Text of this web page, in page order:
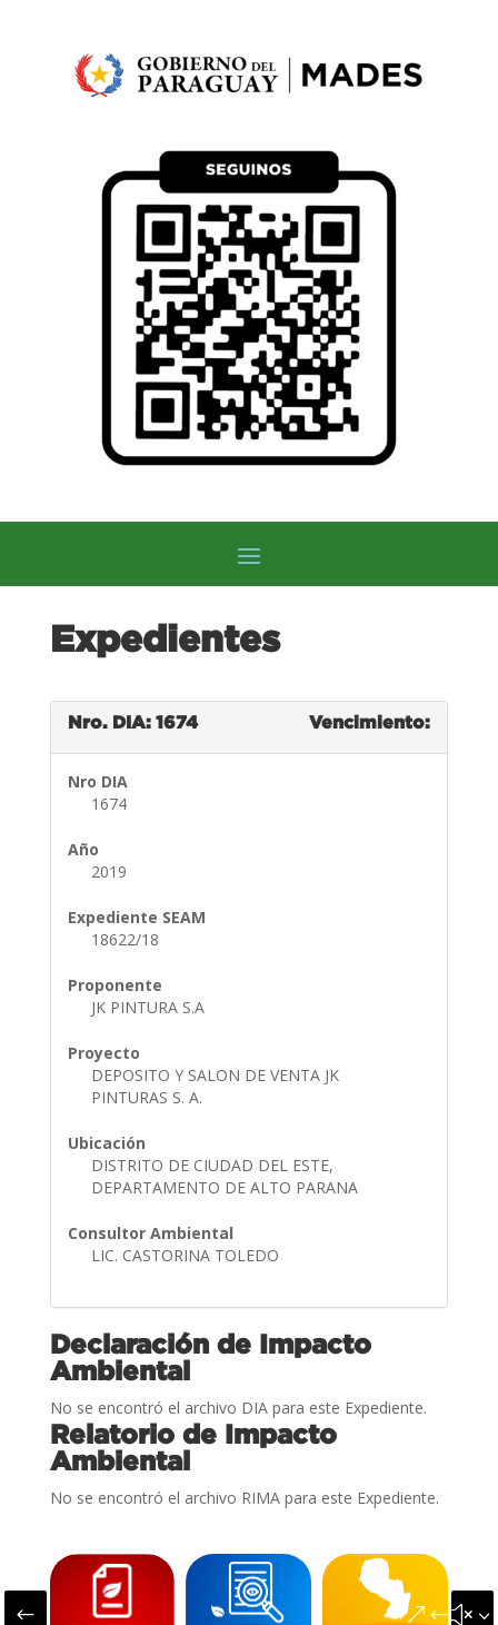
Expedientes
Nro. DIA: 1674 Vencimiento:
Nro DIA
1674
Año
2019
Expediente SEAM
18622/18
Proponente
JK PINTURA S.A
Proyecto
DEPOSITO Y SALON DE VENTA JK
PINTURAS S. A.
Ubicación
DISTRITO DE CIUDAD DEL ESTE,
DEPARTAMENTO DE ALTO PARANA
Consultor Ambiental
LIC. CASTORINA TOLEDO
Declaración de Impacto
Ambiental
No se encontró el archivo DIA para este Expediente.
Relatorio de Impacto
Ambiental
No se encontró el archivo RIMA para este Expediente.
#